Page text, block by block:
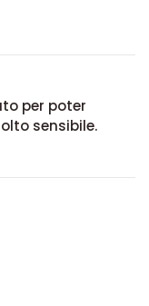
per poter
sensibile.